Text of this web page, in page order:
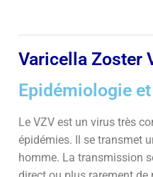
Varicella Zoster
Epidémiologie
Le VZV est un virus très
épidémies. Il se transmet
homme. La transmission